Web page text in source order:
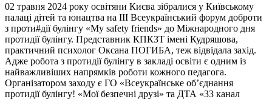
02 травня 2024 року освітяни Києва зібралися у Київському
палаці дітей та юнацтва на ІІІ Всеукраїнський форум доброти
з проти#дії булінгу «My safety friends» до Міжнародного дня
протидії булінгу. Представник КПКЗТ імені Кудряшова,
практичний психолог Оксана ПОГИБА, теж відвідала захід.
Адже робота з протидії булінгу в закладі освіти є одним із
найважливіших напрямків роботи кожного педагога.
Організатором заходу є ГО «Всеукраїнське об’єднання
протидії булінгу! «Мої безпечні друзі» та ДТА «33 канал